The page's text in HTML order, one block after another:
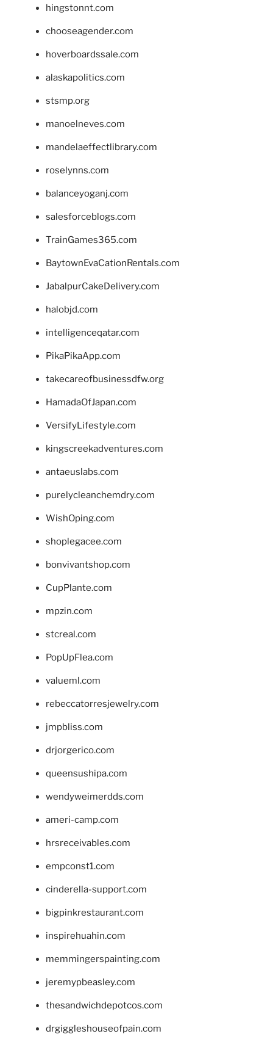
hingstonnt.com
chooseagender.com
hoverboardssale.com
alaskapolitics.com
stsmp.org
manoelneves.com
mandelaeffectlibrary.com
roselynns.com
balanceyoganj.com
salesforceblogs.com
TrainGames365.com
BaytownEvaCationRentals.com
JabalpurCakeDelivery.com
halobjd.com
intelligenceqatar.com
PikaPikaApp.com
takecareofbusinessdfw.org
HamadaOfJapan.com
VersifyLifestyle.com
kingscreekadventures.com
antaeuslabs.com
purelycleanchemdry.com
WishOping.com
shoplegacee.com
bonvivantshop.com
CupPlante.com
mpzin.com
stcreal.com
PopUpFlea.com
valueml.com
rebeccatorresjewelry.com
jmpbliss.com
drjorgerico.com
queensushipa.com
wendyweimerdds.com
ameri-camp.com
hrsreceivables.com
empconst1.com
cinderella-support.com
bigpinkrestaurant.com
inspirehuahin.com
memmingerspainting.com
jeremypbeasley.com
thesandwichdepotcos.com
drgiggleshouseofpain.com